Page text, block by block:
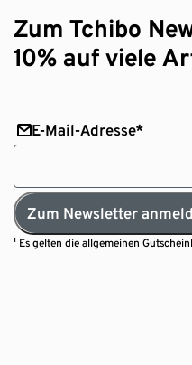
Zum Tchibo
10% auf viele
E-Mail-Adresse*
Zum Newsletter
¹ Es gelten dieallgemeinen